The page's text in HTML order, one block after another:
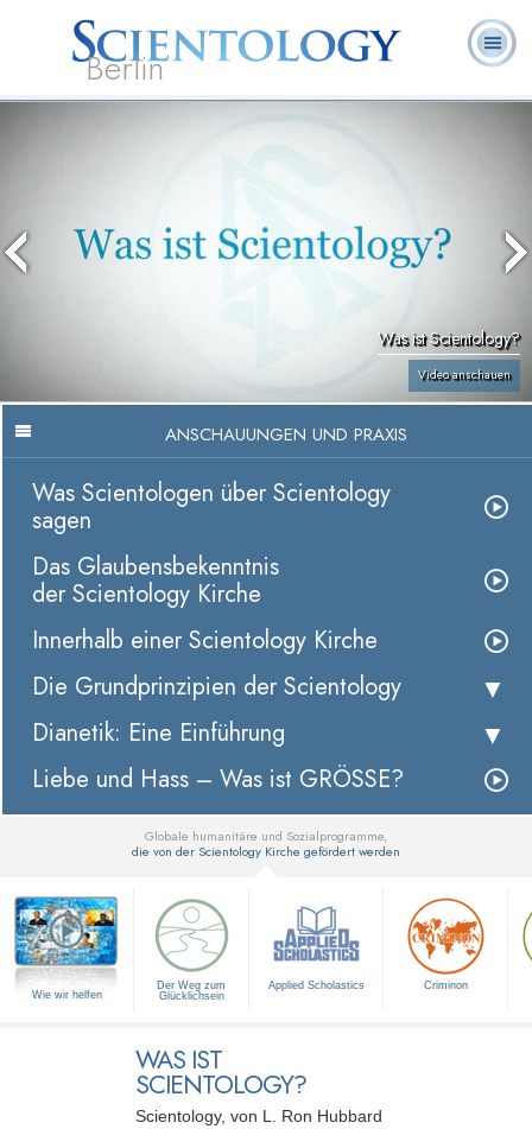
Berlin
Geistliche
Was ist Scientology?
Video anschauen
ANSCHAUUNGEN UND PRAXIS
Was Scientologen über Scientology
sagen
Das Glaubensbekenntnis
der Scientology Kirche
Innerhalb einer Scientology Kirche
Die Grundprinzipien der Scientology
Dianetik: Eine Einführung
Liebe und Hass – Was ist GRÖSSE?
Globale humanitäre und Sozialprogramme,
die von der Scientology Kirche gefördert werden
Wie wir helfen
Der Weg zum
Glücklichsein
Applied Scholastics Criminon
WAS IST
SCIENTOLOGY?
Scientology, von L. Ron Hubbard